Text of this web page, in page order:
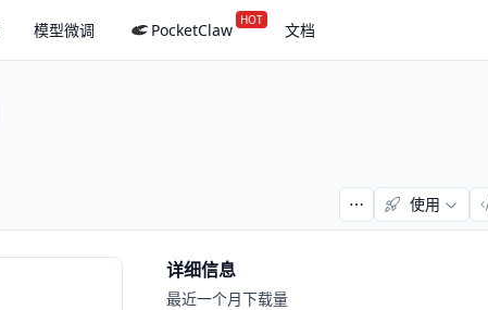
模型微调 PocketClaw HOT 文档
使用
详细信息
最近一个月下载量